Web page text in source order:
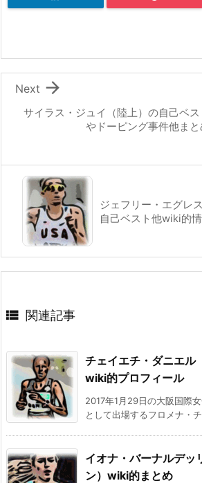
サイラス・ジュイ（陸上）の自己ベス
やドーピング事件他まと

Next
ジェフリー・エグレ
自己ベスト他wiki的
 関連記事
チェイエチ・ダニエル
wiki的プロフィール
2017年1月29日の大阪国際
として出場するフロメナ・
イオナ・バーナルデッ
ン）wiki的まとめ